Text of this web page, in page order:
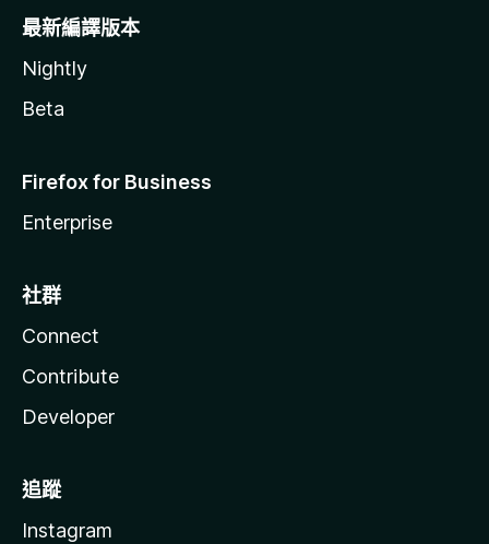
最新編譯版本
Nightly
Beta
Firefox for Business
Enterprise
社群
Connect
Contribute
Developer
追蹤
Instagram